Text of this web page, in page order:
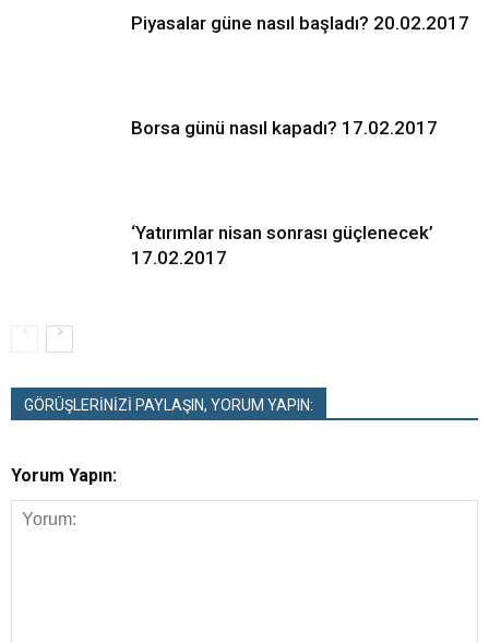
Piyasalar güne nasıl başladı? 20.02.2017
Borsa günü nasıl kapadı? 17.02.2017
‘Yatırımlar nisan sonrası güçlenecek’
17.02.2017
GÖRÜŞLERİNİZİ PAYLAŞIN, YORUM YAPIN:
Yorum Yapın: